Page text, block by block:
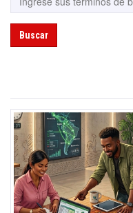
Buscar